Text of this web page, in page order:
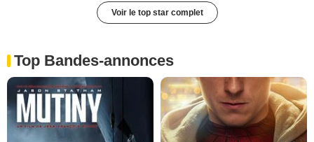
Voir le top star complet
Top Bandes-annonces